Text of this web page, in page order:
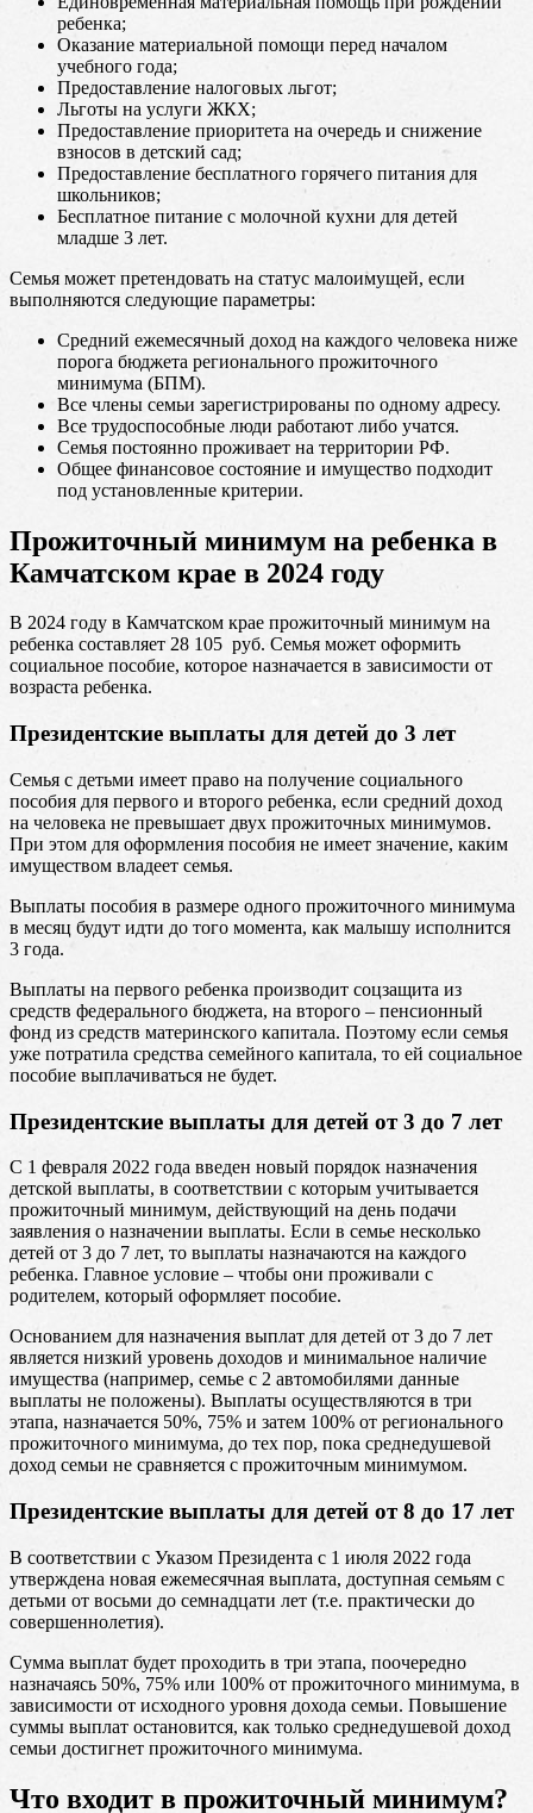
ребенка;
Оказание материальной помощи перед началом
учебного года;
Предоставление налоговых льгот;
Льготы на услуги ЖКХ;
Предоставление приоритета на очередь и снижение
взносов в детский сад;
Предоставление бесплатного горячего питания для
школьников;
Бесплатное питание с молочной кухни для детей
младше 3 лет.
Семья может претендовать на статус малоимущей, если
выполняются следующие параметры:
Средний ежемесячный доход на каждого человека ниже
порога бюджета регионального прожиточного
минимума (БПМ).
Все члены семьи зарегистрированы по одному адресу.
Все трудоспособные люди работают либо учатся.
Семья постоянно проживает на территории РФ.
Общее финансовое состояние и имущество подходит
под установленные критерии.
Прожиточный минимум на ребенка в
Камчатском крае в 2024 году
В 2024 году в Камчатском крае прожиточный минимум на
ребенка составляет 28 105 руб. Семья может оформить
социальное пособие, которое назначается в зависимости от
возраста ребенка.
Президентские выплаты для детей до 3 лет
Семья с детьми имеет право на получение социального
пособия для первого и второго ребенка, если средний доход
на человека не превышает двух прожиточных минимумов.
При этом для оформления пособия не имеет значение, каким
имуществом владеет семья.
Выплаты пособия в размере одного прожиточного минимума
в месяц будут идти до того момента, как малышу исполнится
3 года.
Выплаты на первого ребенка производит соцзащита из
средств федерального бюджета, на второго – пенсионный
фонд из средств материнского капитала. Поэтому если семья
уже потратила средства семейного капитала, то ей социальное
пособие выплачиваться не будет.
Президентские выплаты для детей от 3 до 7 лет
С 1 февраля 2022 года введен новый порядок назначения
детской выплаты, в соответствии с которым учитывается
прожиточный минимум, действующий на день подачи
заявления о назначении выплаты. Если в семье несколько
детей от 3 до 7 лет, то выплаты назначаются на каждого
ребенка. Главное условие – чтобы они проживали с
родителем, который оформляет пособие.
Основанием для назначения выплат для детей от 3 до 7 лет
является низкий уровень доходов и минимальное наличие
имущества (например, семье с 2 автомобилями данные
выплаты не положены). Выплаты осуществляются в три
этапа, назначается 50%, 75% и затем 100% от регионального
прожиточного минимума, до тех пор, пока среднедушевой
доход семьи не сравняется с прожиточным минимумом.
Президентские выплаты для детей от 8 до 17 лет
В соответствии с Указом Президента с 1 июля 2022 года
утверждена новая ежемесячная выплата, доступная семьям с
детьми от восьми до семнадцати лет (т.е. практически до
совершеннолетия).
Сумма выплат будет проходить в три этапа, поочередно
назначаясь 50%, 75% или 100% от прожиточного минимума, в
зависимости от исходного уровня дохода семьи. Повышение
суммы выплат остановится, как только среднедушевой доход
семьи достигнет прожиточного минимума.
Что входит в прожиточный минимум?